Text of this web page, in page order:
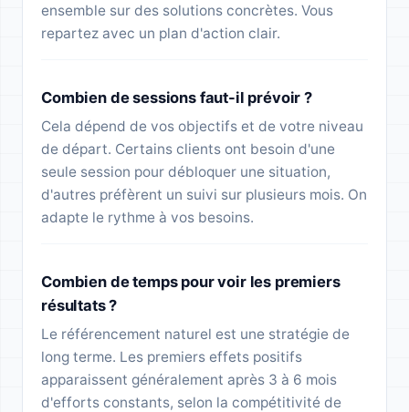
ensemble sur des solutions concrètes. Vous
repartez avec un plan d'action clair.
Combien de sessions faut-il prévoir ?
Cela dépend de vos objectifs et de votre niveau
de départ. Certains clients ont besoin d'une
seule session pour débloquer une situation,
d'autres préfèrent un suivi sur plusieurs mois. On
adapte le rythme à vos besoins.
Combien de temps pour voir les premiers
résultats ?
Le référencement naturel est une stratégie de
long terme. Les premiers effets positifs
apparaissent généralement après 3 à 6 mois
d'efforts constants, selon la compétitivité de